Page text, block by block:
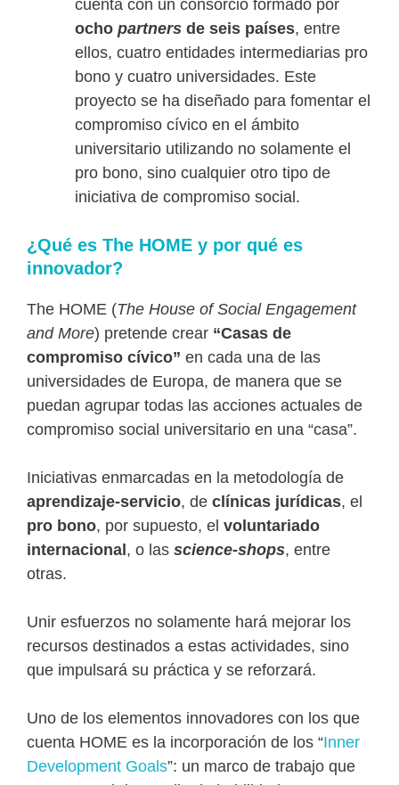
cuenta con un consorcio formado por
ocho partners de seis países, entre
ellos, cuatro entidades intermediarias pro
bono y cuatro universidades. Este
proyecto se ha diseñado para fomentar el
compromiso cívico en el ámbito
universitario utilizando no solamente el
pro bono, sino cualquier otro tipo de
iniciativa de compromiso social.
¿Qué es The HOME y por qué es
innovador?
The HOME (The House of Social Engagement
and More) pretende crear “Casas de
compromiso cívico” en cada una de las
universidades de Europa, de manera que se
puedan agrupar todas las acciones actuales de
compromiso social universitario en una “casa”.
Iniciativas enmarcadas en la metodología de
aprendizaje-servicio, de clínicas jurídicas, el
pro bono, por supuesto, el voluntariado
internacional , o las science-shops, entre
otras.
Unir esfuerzos no solamente hará mejorar los
recursos destinados a estas actividades, sino
que impulsará su práctica y se reforzará.
Uno de los elementos innovadores con los que
cuenta HOME es la incorporación de los “Inner
Development Goals”: un marco de trabajo que